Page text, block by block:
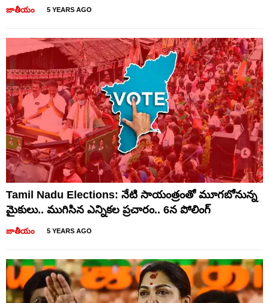
జాతీయం 5 YEARS AGO
Tamil Nadu Elections: నేటి సాయంత్రంతో మూగబోనున్న
మైకులు.. ముగిసిన ఎన్నికల ప్రచారం.. 6న పోలింగ్‌
జాతీయం 5 YEARS AGO